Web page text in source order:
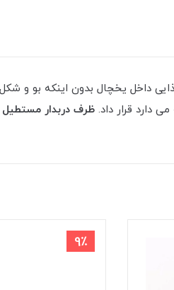
داخل یخچال بدون اینکه بو و
دارد قرار داد.
9٪